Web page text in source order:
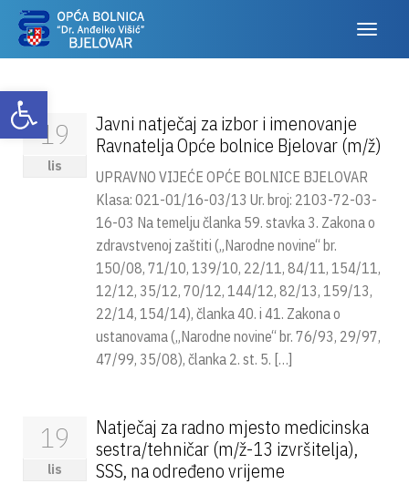
Otvori alatnu traku
19
lis
Javni natječaj za izbor i imenovanje
Ravnatelja Opće bolnice Bjelovar (m/ž)
UPRAVNO VIJEĆE OPĆE BOLNICE BJELOVAR
Klasa: 021-01/16-03/13 Ur. broj: 2103-72-03-
16-03 Na temelju članka 59. stavka 3. Zakona o
zdravstvenoj zaštiti („Narodne novine“ br.
150/08, 71/10, 139/10, 22/11, 84/11, 154/11,
12/12, 35/12, 70/12, 144/12, 82/13, 159/13,
22/14, 154/14), članka 40. i 41. Zakona o
ustanovama („Narodne novine“ br. 76/93, 29/97,
47/99, 35/08), članka 2. st. 5. […]
19
lis
Natječaj za radno mjesto medicinska
sestra/tehničar (m/ž-13 izvršitelja),
SSS, na određeno vrijeme